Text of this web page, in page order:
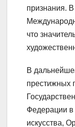
признания.
что
В
престижных
Федерации в
искусства,